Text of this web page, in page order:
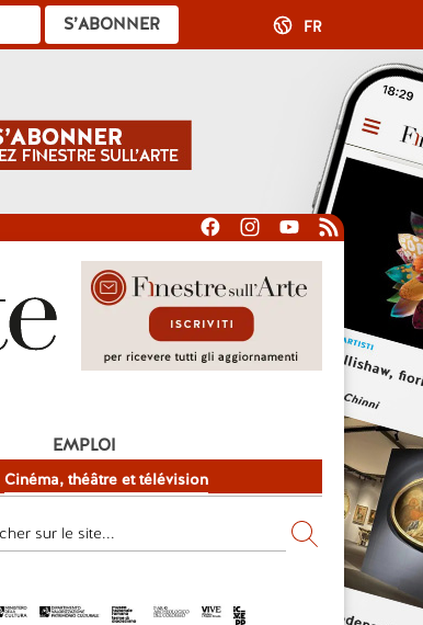
S’ABONNER FR
Cinéma, théâtre et télévision
EMPLOI